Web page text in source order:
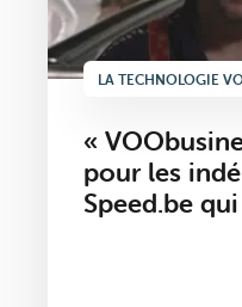
LA TECHNOLOGIE
«
pour les
Speed.be